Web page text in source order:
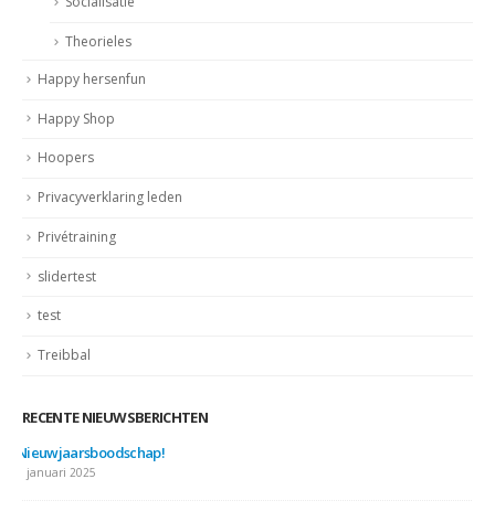
Theorieles
Happy hersenfun
Happy Shop
Hoopers
Privacyverklaring leden
Privétraining
slidertest
test
Treibbal
RECENTE NIEUWSBERICHTEN
Nieuwjaarsboodschap!
7 januari 2025